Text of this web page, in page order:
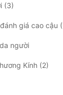
(3)
giá cao cậu
người
Kính (2)